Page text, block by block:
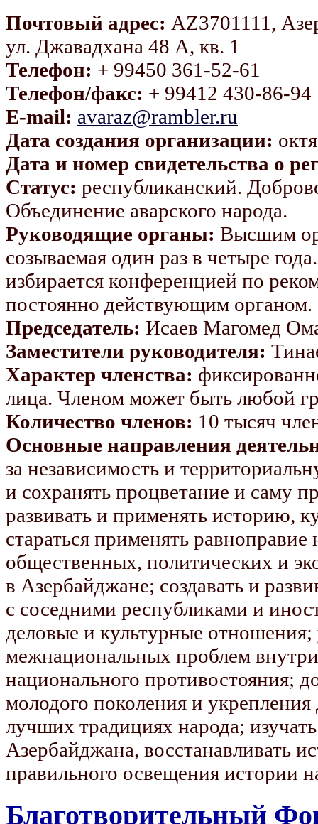
Почтовый адрес: AZ3701111,
ул. Джавадхана 48 А, кв. 1
Телефон: + 99450 361-52-61
Телефон/факс: + 99412 430-86-94
E-mail: avaraz@rambler.ru
Дата создания организации:
Дата и номер свидетельства о
Статус: республиканский.
Объединение аварского народа.
Руководящие органы: Высшим
созываемая один раз в четыре
избирается конференцией по
постоянно действующим органом.
Председатель: Исаев Магомед
Заместители руководителя:
Характер членства:
лица. Членом может быть любой
Количество членов: 10 тысяч
Основные направления
за независимость и
и сохранять процветание и саму
развивать и применять историю,
стараться применять
общественных, политических и
в Азербайджане; создавать и
с соседними республиками и
деловые и культурные отношения;
межнациональных проблем
национального противостояния;
молодого поколения и
лучших традициях народа;
Азербайджана, восстанавливать
правильного освещения истории
Благотворительный